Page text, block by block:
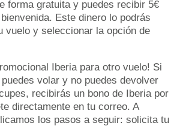
forma gratuita y puedes recibir 5€
Este dinero lo podrás
vuelo y seleccionar la opción de
Iberia para otro vuelo! Si
volar y no puedes devolver
recibirás un bono de Iberia por
directamente en tu correo. A
los pasos a seguir: solicita tu